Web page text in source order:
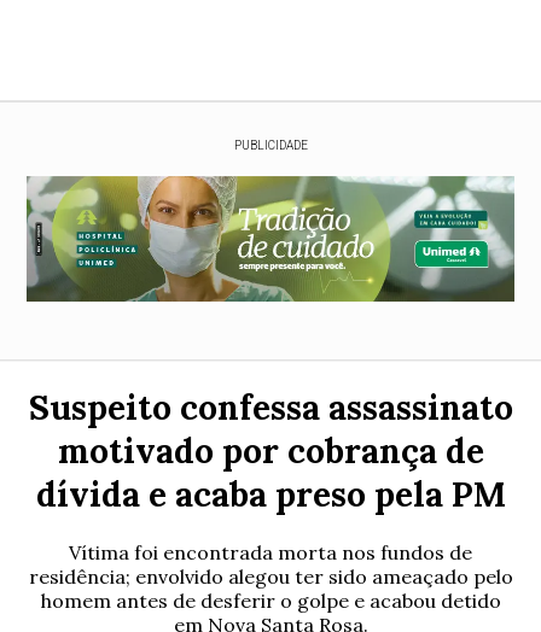
PUBLICIDADE
Suspeito confessa assassinato
motivado por cobrança de
dívida e acaba preso pela PM
Vítima foi encontrada morta nos fundos de
residência; envolvido alegou ter sido ameaçado pelo
homem antes de desferir o golpe e acabou detido
em Nova Santa Rosa.